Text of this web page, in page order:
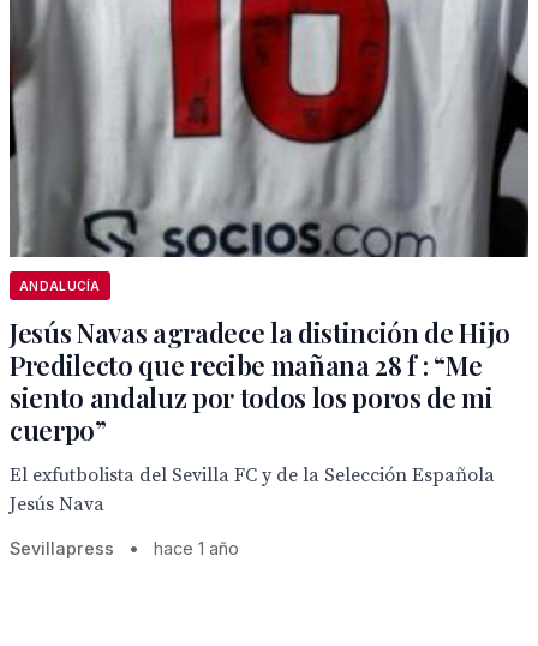
ANDALUCÍA
Jesús Navas agradece la distinción de Hijo
Predilecto que recibe mañana 28 f : “Me
siento andaluz por todos los poros de mi
cuerpo”
El exfutbolista del Sevilla FC y de la Selección Española
Jesús Nava
Sevillapress • hace 1 año